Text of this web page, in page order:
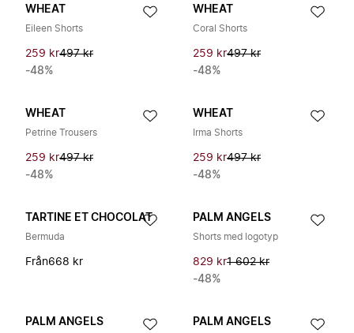
WHEAT
Eileen Shorts
259 kr497 kr
-48%
WHEAT
Coral Shorts
259 kr497 kr
-48%
WHEAT
Petrine Trousers
259 kr497 kr
-48%
WHEAT
Irma Shorts
259 kr497 kr
-48%
TARTINE ET CHOCOLAT
Bermuda
Från668 kr
PALM ANGELS
Shorts med logotyp
829 kr1 602 kr
-48%
PALM ANGELS PALM ANGELS